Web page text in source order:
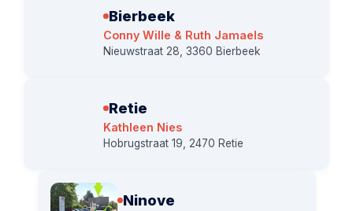
Bierbeek
Conny Wille & Ruth Jamaels
Nieuwstraat 28, 3360 Bierbeek
Retie
Kathleen Nies
Hobrugstraat 19, 2470 Retie
Ninove